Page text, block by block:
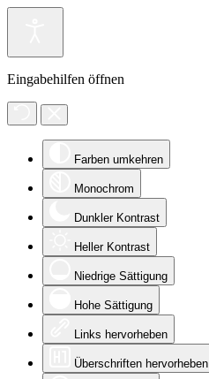
Eingabehilfen öffnen
Farben umkehren
Monochrom
Dunkler Kontrast
Heller Kontrast
Niedrige Sättigung
Hohe Sättigung
Links hervorheben
Überschriften hervorheben